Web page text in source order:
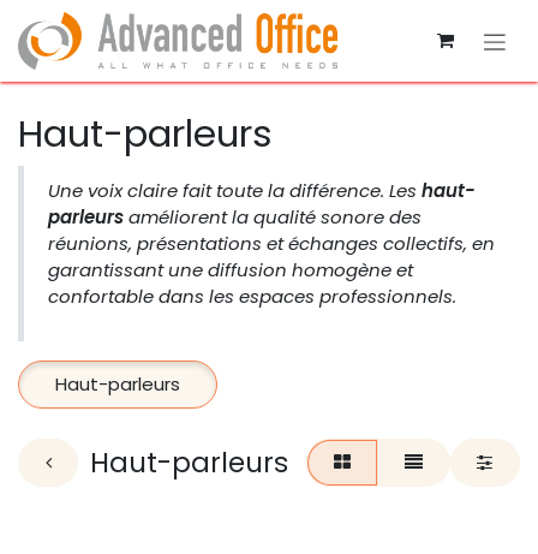
Se rendre au contenu
Haut-parleurs
Une voix claire fait toute la différence. Les haut-
parleursaméliorent la qualité sonore des
réunions, présentations et échanges collectifs, en
garantissant une diffusion homogène et
confortable dans les espaces professionnels.
Haut-parleurs
Haut-parleurs